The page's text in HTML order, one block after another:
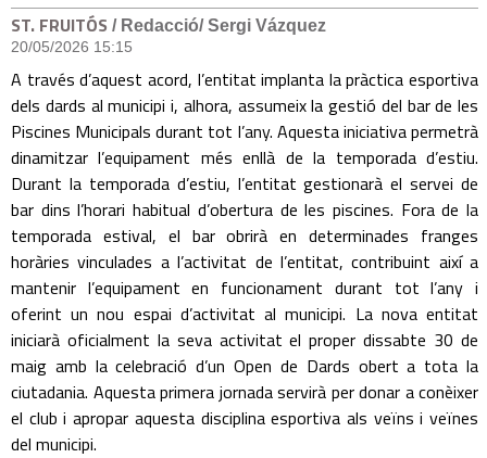
ST. FRUITÓS / Redacció/ Sergi Vázquez
20/05/2026 15:15
A través d’aquest acord, l’entitat implanta la pràctica esportiva
dels dards al municipi i, alhora, assumeix la gestió del bar de les
Piscines Municipals durant tot l’any. Aquesta iniciativa permetrà
dinamitzar l’equipament més enllà de la temporada d’estiu.
Durant la temporada d’estiu, l’entitat gestionarà el servei de
bar dins l’horari habitual d’obertura de les piscines. Fora de la
temporada estival, el bar obrirà en determinades franges
horàries vinculades a l’activitat de l’entitat, contribuint així a
mantenir l’equipament en funcionament durant tot l’any i
oferint un nou espai d’activitat al municipi. La nova entitat
iniciarà oficialment la seva activitat el proper dissabte 30 de
maig amb la celebració d’un Open de Dards obert a tota la
ciutadania. Aquesta primera jornada servirà per donar a conèixer
el club i apropar aquesta disciplina esportiva als veïns i veïnes
del municipi.